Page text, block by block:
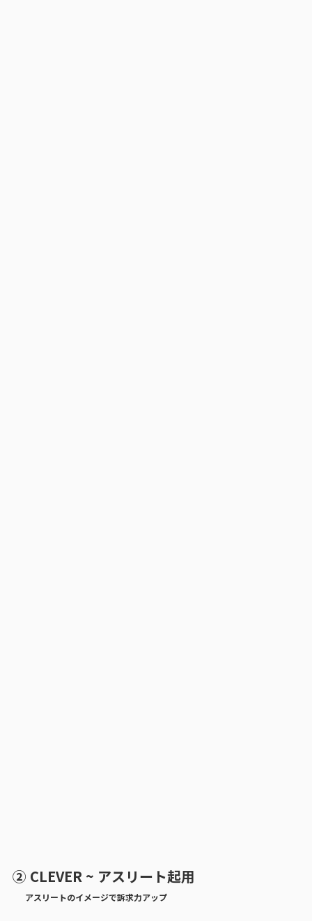
② CLEVER ~ アスリート起用
アスリートのイメージで訴求力アップ